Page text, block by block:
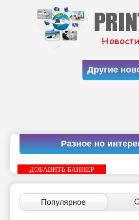
Другие
Разное но
ДОБАВИТЬ БАННЕР
Популярное